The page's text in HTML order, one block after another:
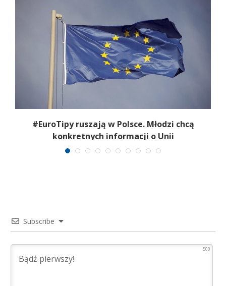
#EuroTipy ruszają w Polsce. Młodzi chcą
konkretnych informacji o Unii
Subscribe
500